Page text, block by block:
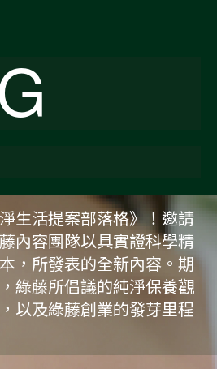
生活提案部落格》！邀請
內容團隊以具實證科學精
，所發表的全新內容。期
綠藤所倡議的純淨保養觀
以及綠藤創業的發芽里程